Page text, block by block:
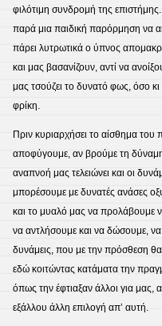
φιλότιμη συνδρομή της
παρά μια παιδική παρόρμηση να
πάρει λυτρωτικά ο ύπνος
και μας βασανίζουν, αντί να
μας τσούζει το δυνατό φως, όσο
φρίκη.
Πριν κυριαρχήσει το αίσθημα του
αποφύγουμε, αν βρούμε τη δύναμη
αναπνοή μας τελειώνει και οι
μπορέσουμε με δυνατές ανάσες
και το μυαλό μας να προλάβουμε
να αντλήσουμε και να δώσουμε, να
δυνάμεις, που με την πρόσθεση
εδώ κοιτώντας κατάματα την
όπως την έφτιαξαν άλλοι για μας,
εξάλλου άλλη επιλογή απ’ αυτή.